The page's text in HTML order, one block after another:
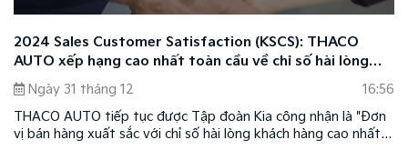
2024 Sales Customer Satisfaction (KSCS): THACO
AUTO xếp hạng cao nhất toàn cầu về chỉ số hài lòng
của khách hàng mua xe
Ngày 31 tháng 12
16:56
THACO AUTO tiếp tục được Tập đoàn Kia công nhận là "Đơn
vị bán hàng xuất sắc với chỉ số hài lòng khách hàng cao nhất"